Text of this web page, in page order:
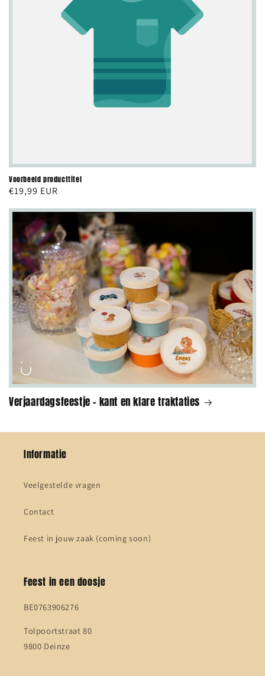
Voorbeeld producttitel
Normale
€19,99 EUR
Verjaardagsfeestje - kant en klare traktaties
Informatie
Veelgestelde vragen
Contact
Feest in jouw zaak (coming soon)
Feest in een doosje
BE0763906276
Tolpoortstraat 80
9800 Deinze